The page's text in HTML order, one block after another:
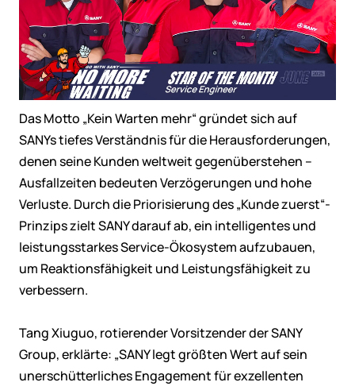
Das Motto „Kein Warten mehr“ gründet sich auf
SANYs tiefes Verständnis für die Herausforderungen,
denen seine Kunden weltweit gegenüberstehen –
Ausfallzeiten bedeuten Verzögerungen und hohe
Verluste. Durch die Priorisierung des „Kunde zuerst“-
Prinzips zielt SANY darauf ab, ein intelligentes und
leistungsstarkes Service-Ökosystem aufzubauen,
um Reaktionsfähigkeit und Leistungsfähigkeit zu
verbessern.
Tang Xiuguo, rotierender Vorsitzender der SANY
Group, erklärte: „SANY legt größten Wert auf sein
unerschütterliches Engagement für exzellenten